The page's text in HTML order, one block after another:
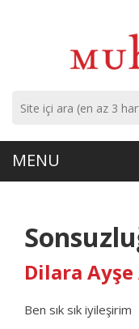
Dilara
Ben sık sık iyileşirim